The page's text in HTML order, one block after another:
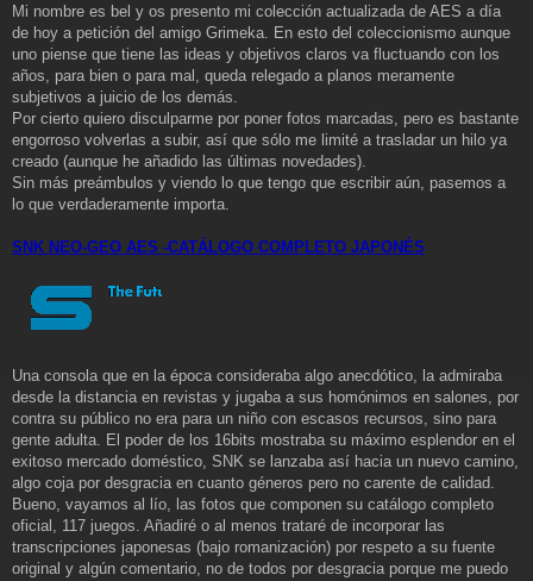
n
s
a
j
Mi nombre es bel y os presento mi colección actualizada de AES a día
de hoy a petición del amigo Grimeka. En esto del coleccionismo aunque
uno piense que tiene las ideas y objetivos claros va fluctuando con los
años, para bien o para mal, queda relegado a planos meramente
subjetivos a juicio de los demás.
Por cierto quiero disculparme por poner fotos marcadas, pero es bastante
engorroso volverlas a subir, así que sólo me limité a trasladar un hilo ya
creado (aunque he añadido las últimas novedades).
Sin más preámbulos y viendo lo que tengo que escribir aún, pasemos a
lo que verdaderamente importa.
SNK NEO-GEO AES -CATÁLOGO COMPLETO JAPONÉS
Una consola que en la época consideraba algo anecdótico, la admiraba
desde la distancia en revistas y jugaba a sus homónimos en salones, por
contra su público no era para un niño con escasos recursos, sino para
gente adulta. El poder de los 16bits mostraba su máximo esplendor en el
exitoso mercado doméstico, SNK se lanzaba así hacia un nuevo camino,
algo coja por desgracia en cuanto géneros pero no carente de calidad.
Bueno, vayamos al lío, las fotos que componen su catálogo completo
oficial, 117 juegos. Añadiré o al menos trataré de incorporar las
transcripciones japonesas (bajo romanización) por respeto a su fuente
original y algún comentario, no de todos por desgracia porque me puedo